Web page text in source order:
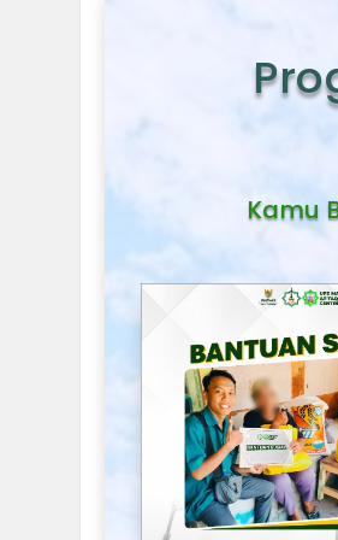
Kamu